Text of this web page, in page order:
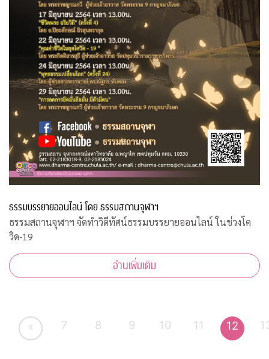
ธรรมบรรยายออนไลน์ โดย ธรรมสถานจุฬาฯ
ธรรมสถานจุฬาฯ จัดทำวิดีทัศน์ธรรมบรรยายออนไลน์ ในช่วงโค
วิด-19
อ่านเพิ่มเติม
« 7 8 9 10 11 12